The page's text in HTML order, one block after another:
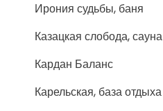
Ирония судьбы, баня
Казацкая слобода, сауна
Кардан Баланс
Карельская, база отдыха